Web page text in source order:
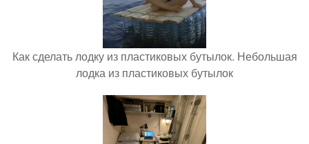
Как сделать лодку из пластиковых бутылок. Небольшая
лодка из пластиковых бутылок